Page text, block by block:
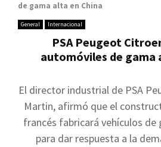
de gama alta en China
General Internacional
PSA Peugeot
automóviles de gama
El director industrial de PSA
Martin, afirmó que el
francés fabricará vehículos de
para dar respuesta a la